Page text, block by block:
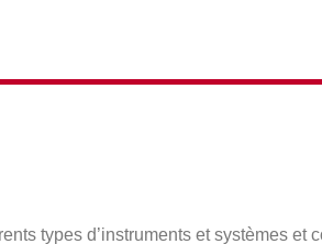
types d’instruments et systèmes